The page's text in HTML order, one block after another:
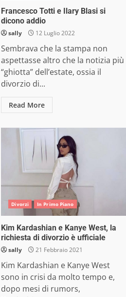
Francesco Totti e Ilary Blasi si
dicono addio
sally 12 Luglio 2022
Sembrava che la stampa non
aspettasse altro che la notizia più
“ghiotta” dell’estate, ossia il
divorzio di...
Read More
Divorzi In Primo Piano
Kim Kardashian e Kanye West, la
richiesta di divorzio è ufficiale
sally 21 Febbraio 2021
Kim Kardashian e Kanye West
sono in crisi da molto tempo e,
dopo mesi di rumors,